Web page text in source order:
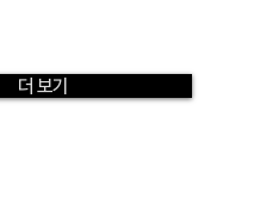
더 보기